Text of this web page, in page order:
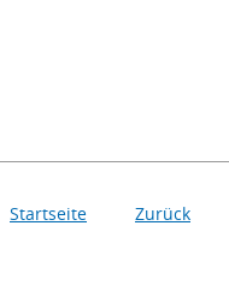
Startseite Zurück